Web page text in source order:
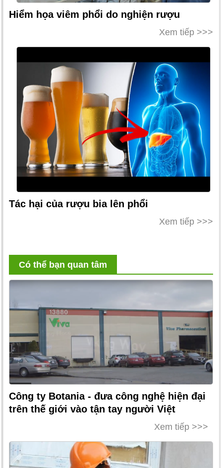
Hiểm họa viêm phổi do nghiện rượu
Xem tiếp >>>
Tác hại của rượu bia lên phổi
Xem tiếp >>>
Có thể bạn quan tâm
Công ty Botania - đưa công nghệ hiện đại
trên thế giới vào tận tay người Việt
Xem tiếp >>>